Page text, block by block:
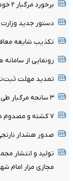
برخورد مرگبار ۲ خودرو در جاده اهواز–خرمشهر؛ ۴ سرنشین جان باختند
دستور جدید
تکذیب شایعه
رونمایی از
تمدید مهلت
۳ سانحه مرگبار طی یک هفته در بزرگراه‌های تهران
۷ کشته و مصدوم در تصادف مرگبار پژو پارس و ساینا
صدور هشدار
تولید و انتشار
مجازی مزار امام